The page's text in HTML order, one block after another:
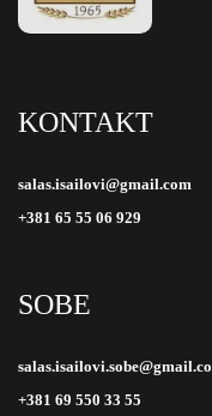
KONTAKT
salas.isailovi@gmail.com
+381 65 55 06 929
SOBE
+381 69 550 33 55